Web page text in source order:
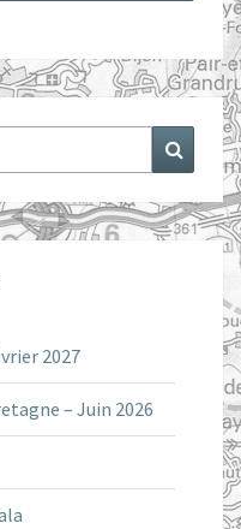
2027
– Juin 2026